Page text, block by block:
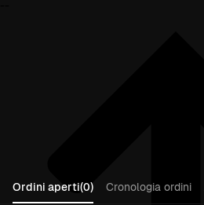
Ordini aperti(0) Cronologia ordini